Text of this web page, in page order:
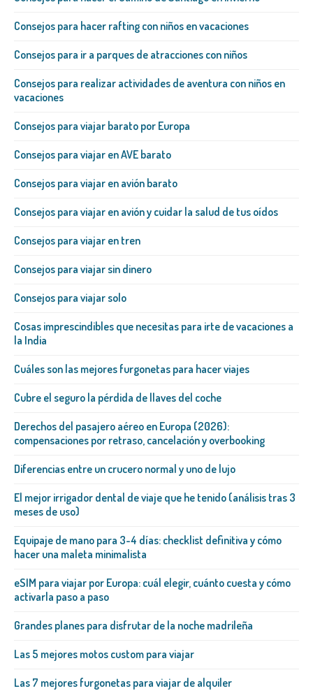
Consejos para hacer rafting con niños en vacaciones
Consejos para ir a parques de atracciones con niños
Consejos para realizar actividades de aventura con niños en
vacaciones
Consejos para viajar barato por Europa
Consejos para viajar en AVE barato
Consejos para viajar en avión barato
Consejos para viajar en avión y cuidar la salud de tus oídos
Consejos para viajar en tren
Consejos para viajar sin dinero
Consejos para viajar solo
Cosas imprescindibles que necesitas para irte de vacaciones a
la India
Cuáles son las mejores furgonetas para hacer viajes
Cubre el seguro la pérdida de llaves del coche
Derechos del pasajero aéreo en Europa (2026):
compensaciones por retraso, cancelación y overbooking
Diferencias entre un crucero normal y uno de lujo
El mejor irrigador dental de viaje que he tenido (análisis tras 3
meses de uso)
Equipaje de mano para 3-4 días: checklist definitiva y cómo
hacer una maleta minimalista
eSIM para viajar por Europa: cuál elegir, cuánto cuesta y cómo
activarla paso a paso
Grandes planes para disfrutar de la noche madrileña
Las 5 mejores motos custom para viajar
Las 7 mejores furgonetas para viajar de alquiler